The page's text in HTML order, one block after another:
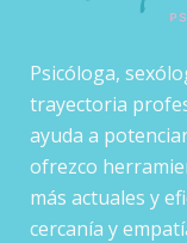
Psicóloga,
trayectoria
ayuda a
ofrezco
más actuales y
cercanía y